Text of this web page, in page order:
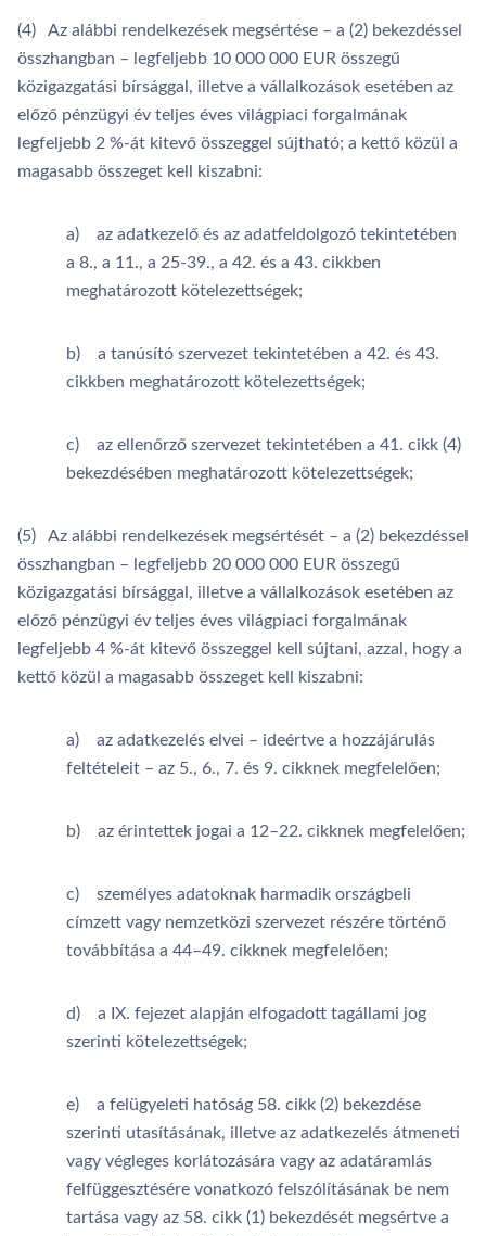
(4) Az alábbi rendelkezések megsértése – a (2) bekezdéssel
összhangban – legfeljebb 10 000 000 EUR összegű
közigazgatási bírsággal, illetve a vállalkozások esetében az
előző pénzügyi év teljes éves világpiaci forgalmának
legfeljebb 2 %-át kitevő összeggel sújtható; a kettő közül a
magasabb összeget kell kiszabni:
a) az adatkezelő és az adatfeldolgozó tekintetében
a 8., a 11., a 25-39., a 42. és a 43. cikkben
meghatározott kötelezettségek;
b) a tanúsító szervezet tekintetében a 42. és 43.
cikkben meghatározott kötelezettségek;
c) az ellenőrző szervezet tekintetében a 41. cikk (4)
bekezdésében meghatározott kötelezettségek;
(5) Az alábbi rendelkezések megsértését – a (2) bekezdéssel
összhangban – legfeljebb 20 000 000 EUR összegű
közigazgatási bírsággal, illetve a vállalkozások esetében az
előző pénzügyi év teljes éves világpiaci forgalmának
legfeljebb 4 %-át kitevő összeggel kell sújtani, azzal, hogy a
kettő közül a magasabb összeget kell kiszabni:
a) az adatkezelés elvei – ideértve a hozzájárulás
feltételeit – az 5., 6., 7. és 9. cikknek megfelelően;
b) az érintettek jogai a 12–22. cikknek megfelelően;
c) személyes adatoknak harmadik országbeli
címzett vagy nemzetközi szervezet részére történő
továbbítása a 44–49. cikknek megfelelően;
d) a IX. fejezet alapján elfogadott tagállami jog
szerinti kötelezettségek;
e) a felügyeleti hatóság 58. cikk (2) bekezdése
szerinti utasításának, illetve az adatkezelés átmeneti
vagy végleges korlátozására vagy az adatáramlás
felfüggesztésére vonatkozó felszólításának be nem
tartása vagy az 58. cikk (1) bekezdését megsértve a